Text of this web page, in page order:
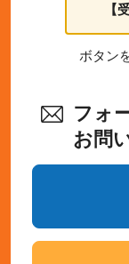
【
ボタン
フォ
お問